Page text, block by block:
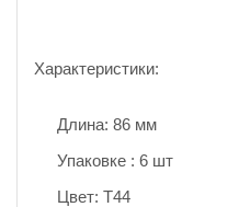
Характеристики:
Длина: 86 мм
Упаковке : 6 шт
Цвет: T44